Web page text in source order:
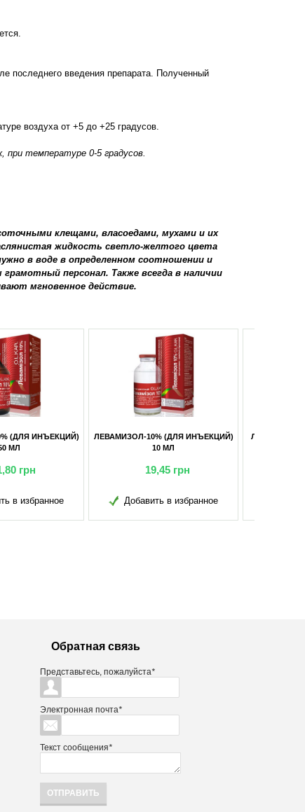
последнего введения препарата. Полученный
воздуха от +5 до +25 градусов.
температуре 0-5 градусов.
клещами, власоедами, мухами и их
жидкость светло-желтого цвета
в воде в определенном соотношении и
персонал. Также всегда в наличии
мгновенное действие.
10% (ДЛЯ ИНЪЕКЦИЙ)
10 МЛ
19,45 грн
в избранное
ЛЕВАМИЗОЛ-8% (ПОРОШОК) 500Г
266,20 грн
Добавить в избранное
Обратная связь
Представьтесь, пожалуйста*
Электронная почта*
Текст сообщения*
ОТПРАВИТЬ